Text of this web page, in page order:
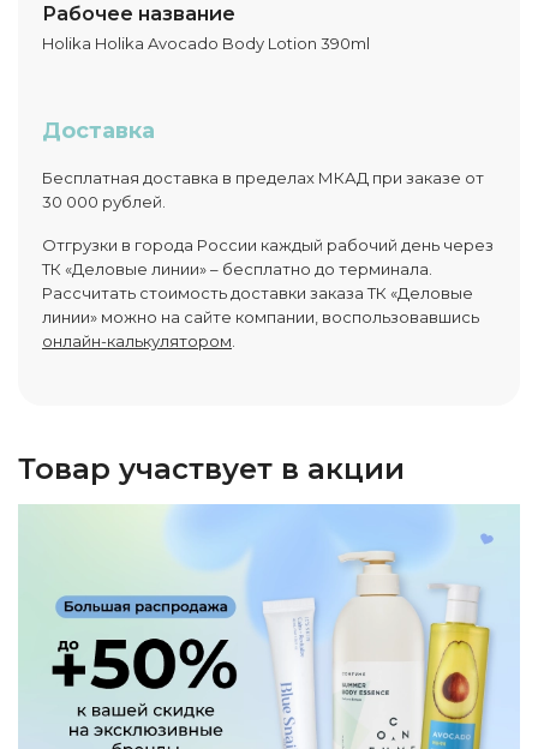
Рабочее название
Holika Holika Avocado Body Lotion 390ml
Доставка
Бесплатная доставка в пределах МКАД при заказе от
30 000 рублей.
Отгрузки в города России каждый рабочий день через
ТК «Деловые линии» – бесплатно до терминала.
Рассчитать стоимость доставки заказа ТК «Деловые
линии» можно на сайте компании, воспользовавшись
онлайн-калькулятором
Товар участвует в акции